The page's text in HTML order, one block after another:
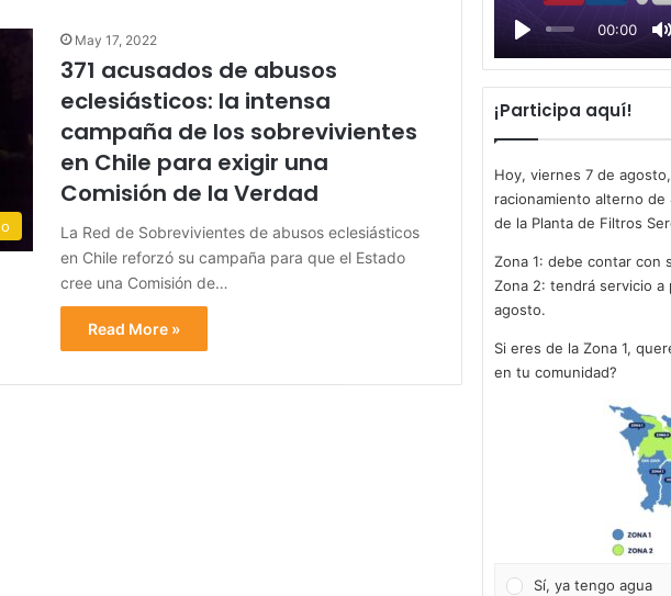
May 17, 2022
371 acusados de abusos
eclesiásticos: la intensa
campaña de los sobrevivientes
en Chile para exigir una
Comisión de la Verdad
La Red de Sobrevivientes de abusos eclesiásticos
en Chile reforzó su campaña para que el Estado
cree una Comisión de…
Read More »
00:00
¡Participa aquí!
Hoy, viernes 7 de
racionamiento alterno de
de la Planta de Filtros
Zona 1: debe contar con
Zona 2: tendrá servicio
agosto.
Si eres de la Zona 1,
en tu comunidad?
Sí, ya tengo agua